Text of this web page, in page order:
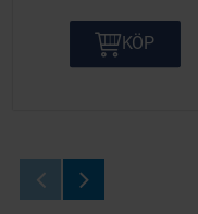
KÖP